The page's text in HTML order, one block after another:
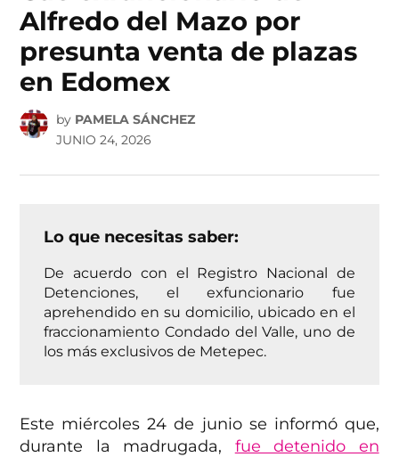
Alfredo del Mazo por
presunta venta de plazas
en Edomex
by PAMELA SÁNCHEZ
JUNIO 24, 2026
Lo que necesitas saber:
De acuerdo con el Registro Nacional de
Detenciones, el exfuncionario fue
aprehendido en su domicilio, ubicado en el
fraccionamiento Condado del Valle, uno de
los más exclusivos de Metepec.
Este miércoles 24 de junio se informó que,
durante la madrugada, fue detenido en